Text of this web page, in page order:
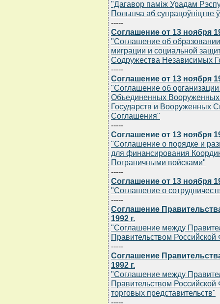
"Дагавор памiж Урадам
Польшча аб супрацоўнiцтве
-----
Соглашение от 13 ноября
"Соглашение об образовании
миграции и социальной
Содружества Независимых
-----
Соглашение от 13 ноября
"Соглашение об
Объединенных
Государств и Вооруженных
Соглашения"
-----
Соглашение от 13 ноября
"Соглашение о порядке и
для финансирования
Пограничными войсками"
-----
Соглашение от 13 ноября
"Соглашение о
-----
Соглашение
1992 г.
"Соглашение между
Правительством
-----
Соглашение
1992 г.
"Соглашение между
Правительством
торговых представительств"
-----